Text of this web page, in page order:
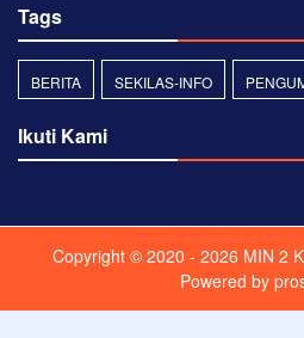
Tags
BERITA SEKILAS-INFO
Ikuti Kami
Copyright © 2020 - 2026 MIN 2
Powered by